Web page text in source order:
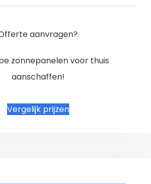
aanvragen?
zonnepanelen voor thuis
aanschaffen!
Vergelijk prijzen